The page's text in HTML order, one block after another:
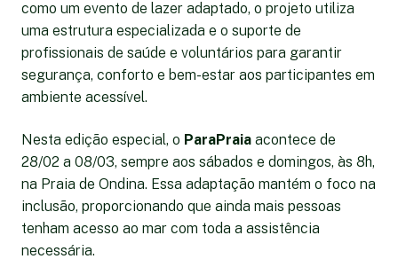
como um evento de lazer adaptado, o projeto utiliza
uma estrutura especializada e o suporte de
profissionais de saúde e voluntários para garantir
segurança, conforto e bem-estar aos participantes em
ambiente acessível.
Nesta edição especial, o ParaPraia acontece de
28/02 a 08/03, sempre aos sábados e domingos, às 8h,
na Praia de Ondina. Essa adaptação mantém o foco na
inclusão, proporcionando que ainda mais pessoas
tenham acesso ao mar com toda a assistência
necessária.